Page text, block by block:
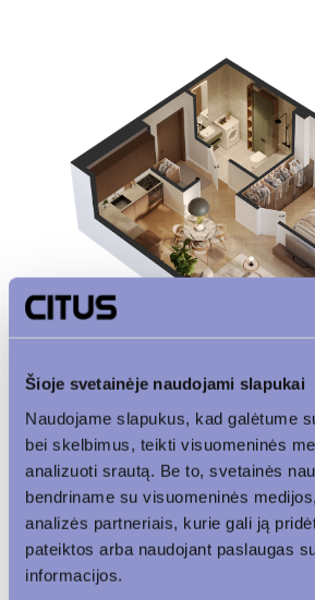
Šioje svetainėje naudojami slapukai
Naudojame slapukus, kad galėtume
bei skelbimus, teikti visuomeninės
analizuoti srautą. Be to, svetainės
bendriname su visuomeninės
analizės partneriais, kurie gali ją
pateiktos arba naudojant paslaugas
informacijos.
Patalpos aukšte Korpusas